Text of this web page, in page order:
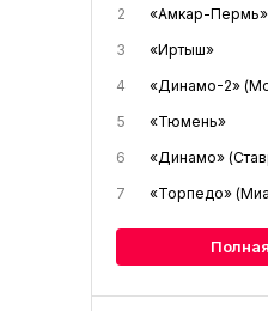
2
«Амкар-Пермь»
3
«Иртыш»
4
«Динамо-2»
5
«Тюмень»
6
«Динамо»
7
«Торпедо»